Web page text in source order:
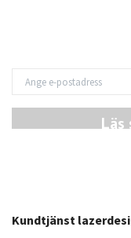
Läs
Kundtjänst